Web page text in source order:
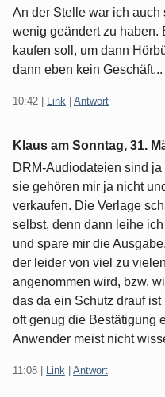
An der Stelle war ich
wenig geändert zu haben.
kaufen soll, um dann
dann eben kein
10:42 Link Antwort
Klaus am Sonntag, 31.
DRM-Audiodateien sind
sie gehören mir ja nicht
verkaufen. Die Verlage
selbst, denn dann leihe
und spare mir die
der leider von viel zu
angenommen wird, bzw.
das da ein Schutz drauf
oft genug die Bestätigung
Anwender meist nicht
11:08 Link Antwort